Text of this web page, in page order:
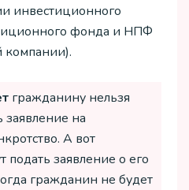
инвестиционного
фонда и НПФ
гражданину нельзя
заявление на
А вот
подать заявление о его
гражданин не будет